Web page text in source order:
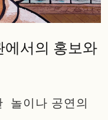
서의 홍보와
놀이나 공연의